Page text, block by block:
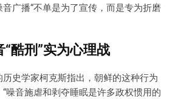
音广播“不单是为了宣传，而是专为折磨
酷刑”实为心理战
史学家柯克斯指出，朝鲜的这种行为
噪音施虐和剥夺睡眠是许多政权惯用的